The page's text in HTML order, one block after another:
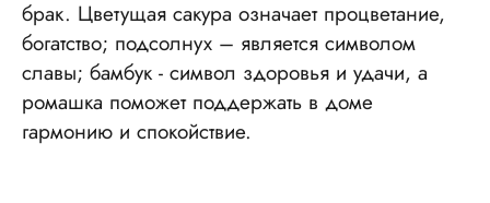
брак. Цветущая сакура означает процветание,
богатство; подсолнух – является символом
славы; бамбук - символ здоровья и удачи, а
ромашка поможет поддержать в доме
гармонию и спокойствие.